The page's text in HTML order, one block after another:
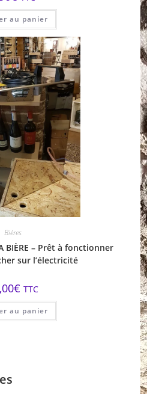
au panier
Bières
BIÈRE – Prêt à fonctionner
sur l’électricité
€ TTC
au panier